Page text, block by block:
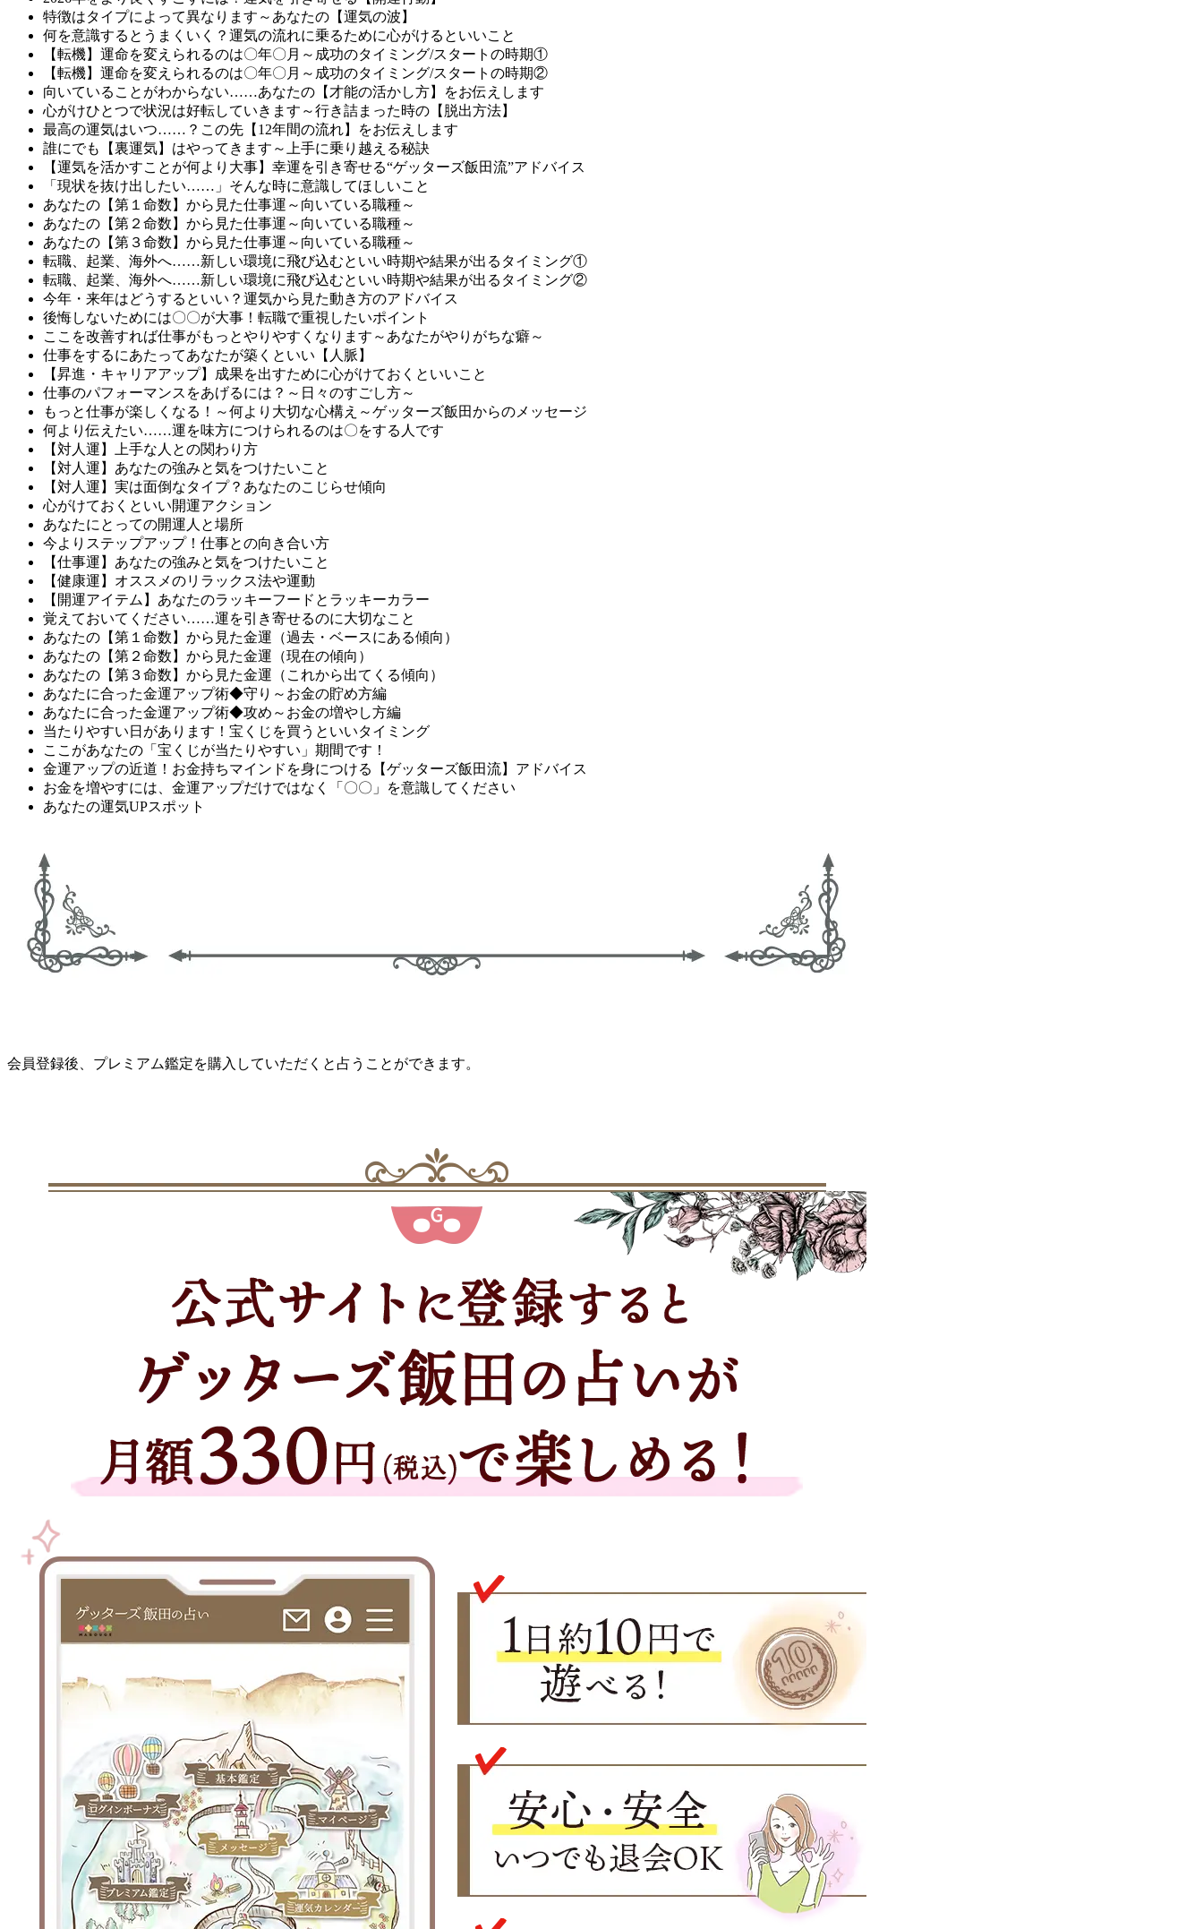
特徴はタイプによって異なります～あなたの【運気の波】
何を意識するとうまくいく？運気の流れに乗るために心がけるといいこと
【転機】運命を変えられるのは〇年〇月～成功のタイミング/スタートの時期①
【転機】運命を変えられるのは〇年〇月～成功のタイミング/スタートの時期②
向いていることがわからない……あなたの【才能の活かし方】をお伝えします
心がけひとつで状況は好転していきます～行き詰まった時の【脱出方法】
最高の運気はいつ……？この先【12年間の流れ】をお伝えします
誰にでも【裏運気】はやってきます～上手に乗り越える秘訣
【運気を活かすことが何より大事】幸運を引き寄せる“ゲッターズ飯田流”アドバイス
「現状を抜け出したい……」そんな時に意識してほしいこと
あなたの【第１命数】から見た仕事運～向いている職種～
あなたの【第２命数】から見た仕事運～向いている職種～
あなたの【第３命数】から見た仕事運～向いている職種～
転職、起業、海外へ……新しい環境に飛び込むといい時期や結果が出るタイミング①
転職、起業、海外へ……新しい環境に飛び込むといい時期や結果が出るタイミング②
今年・来年はどうするといい？運気から見た動き方のアドバイス
後悔しないためには〇〇が大事！転職で重視したいポイント
ここを改善すれば仕事がもっとやりやすくなります～あなたがやりがちな癖～
仕事をするにあたってあなたが築くといい【人脈】
【昇進・キャリアアップ】成果を出すために心がけておくといいこと
仕事のパフォーマンスをあげるには？～日々のすごし方～
もっと仕事が楽しくなる！～何より大切な心構え～ゲッターズ飯田からのメッセージ
何より伝えたい……運を味方につけられるのは〇をする人です
【対人運】上手な人との関わり方
【対人運】あなたの強みと気をつけたいこと
【対人運】実は面倒なタイプ？あなたのこじらせ傾向
心がけておくといい開運アクション
あなたにとっての開運人と場所
今よりステップアップ！仕事との向き合い方
【仕事運】あなたの強みと気をつけたいこと
【健康運】オススメのリラックス法や運動
【開運アイテム】あなたのラッキーフードとラッキーカラー
覚えておいてください……運を引き寄せるのに大切なこと
あなたの【第１命数】から見た金運（過去・ベースにある傾向）
あなたの【第２命数】から見た金運（現在の傾向）
あなたの【第３命数】から見た金運（これから出てくる傾向）
あなたに合った金運アップ術◆守り～お金の貯め方編
あなたに合った金運アップ術◆攻め～お金の増やし方編
当たりやすい日があります！宝くじを買うといいタイミング
ここがあなたの「宝くじが当たりやすい」期間です！
金運アップの近道！お金持ちマインドを身につける【ゲッターズ飯田流】アドバイス
お金を増やすには、金運アップだけではなく「〇〇」を意識してください
あなたの運気UPスポット
会員登録後、プレミアム鑑定を購入していただくと占うことができます。